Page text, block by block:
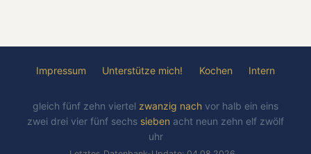
Impressum Unterstütze mich! Kochen Intern
gleich fünf zehn viertel zwanzig nach vor halb ein eins
zwei drei vier fünf sechs sieben acht neun zehn elf zwölf
uhr